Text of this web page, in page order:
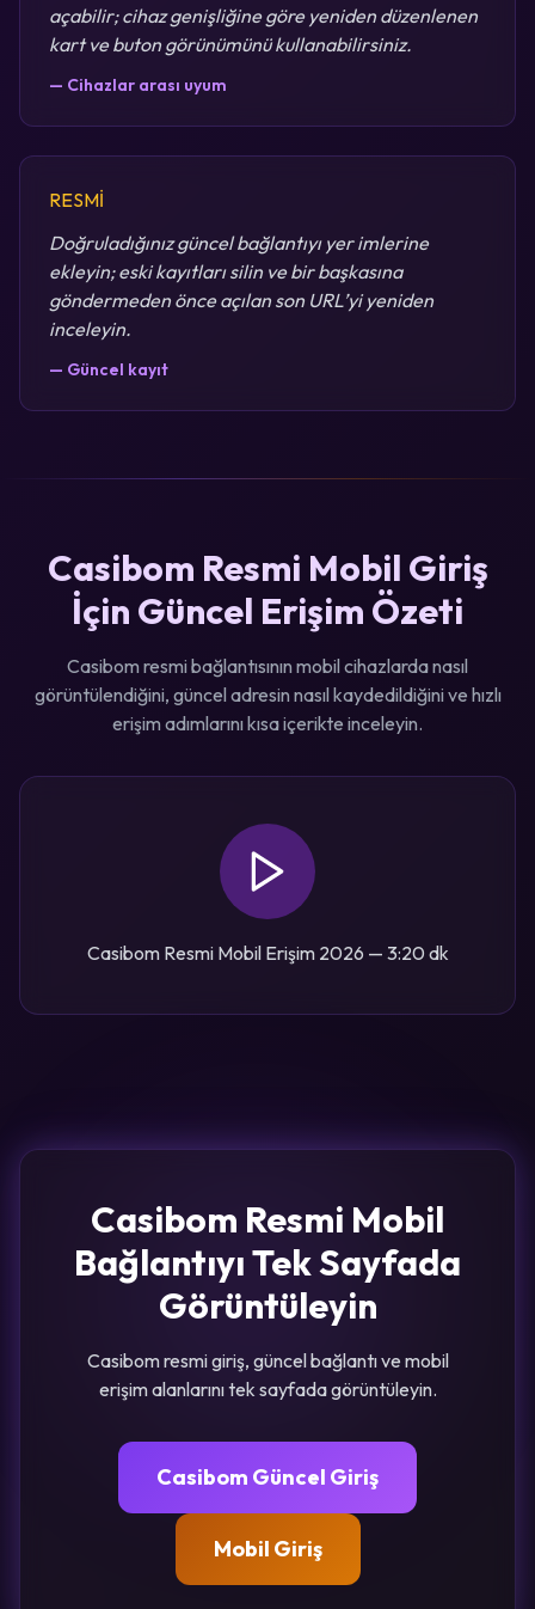
açabilir; cihaz genişliğine göre yeniden düzenlenen
kart ve buton görünümünü kullanabilirsiniz.
— Cihazlar arası uyum
RESMİ
Doğruladığınız güncel bağlantıyı yer imlerine
ekleyin; eski kayıtları silin ve bir başkasına
göndermeden önce açılan son URL’yi yeniden
inceleyin.
— Güncel kayıt
Casibom Resmi Mobil Giriş
İçin Güncel Erişim Özeti
Casibom resmi bağlantısının mobil cihazlarda nasıl
görüntülendiğini, güncel adresin nasıl kaydedildiğini ve hızlı
erişim adımlarını kısa içerikte inceleyin.
Casibom Resmi Mobil Erişim 2026 — 3:20 dk
Casibom Resmi Mobil
Bağlantıyı Tek Sayfada
Görüntüleyin
Casibom resmi giriş, güncel bağlantı ve mobil
erişim alanlarını tek sayfada görüntüleyin.
Casibom Güncel Giriş
Mobil Giriş